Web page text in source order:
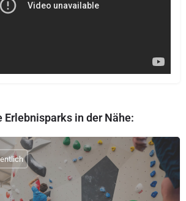
Erlebnisparks in der Nähe: